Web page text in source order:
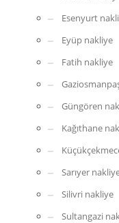
Esenyurt
Eyüp nakliye
Fatih nakliye
Güngören
Kağıthane
Sarıyer
Silivri nakliye
Sultangazi